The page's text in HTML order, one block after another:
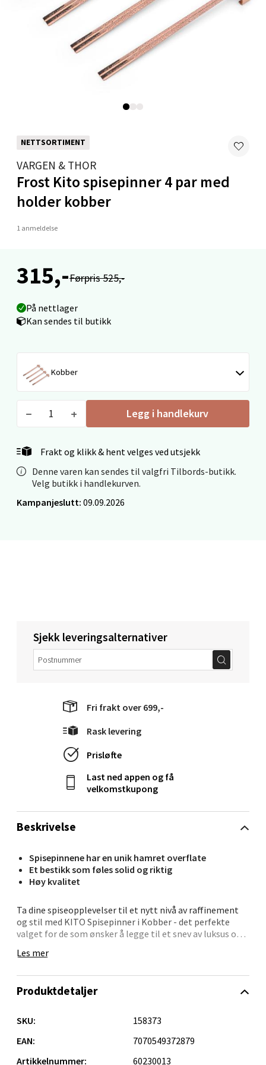
NETTSORTIMENT
VARGEN & THOR
Frost Kito spisepinner 4 par med
holder kobber
1 anmeldelse
315,-Førpris 525,-
På nettlager
Kan sendes til butikk
Kobber
Legg i handlekurv
Frakt og klikk & hent velges ved utsjekk
Denne varen kan sendes til valgfri Tilbords-butikk.
Velg butikk i handlekurven.
Kampanjeslutt: 09.09.2026
Beskrivelse
Spisepinnene har en unik hamret overflate
Et bestikk som føles solid og riktig
Høy kvalitet
Ta dine spiseopplevelser til et nytt nivå av raffinement
og stil med KITO Spisepinner i Kobber - det perfekte
valget for de som ønsker å legge til et snev av luksus og
Hver del er preget av en vakker kobberfinish som gir en
vil du oppleve en perfekt balanse og en behagelig følelse
fornøyelig opplevelse.
Les mer
Sjekk leveringsalternativer
Fri frakt over 699,-
Rask levering
Prisløfte
Last ned appen og få
velkomstkupong
Produktdetaljer
SKU:
158373
EAN:
7070549372879
Artikkelnummer:
60230013
Madlakrossen nr 9, 4042 Stavanger
Åpent i dag 10-20
0 i butikk
Levanger - Magneten
Moafjæra 14, 7606 Levanger
Åpent i dag 10-20
0 i butikk
Mandal - Alti Mandal
Skarvøyveien 55, 4517 Mandal
Åpent i dag 10-20
Fridtjof Nansensgate 22, 8622 Mo i Rana
Åpent i dag 09-19
0 i butikk
Åpent i dag 10-20
0 i butikk
Molde - Moldetorget
Åpent i dag 10-20
Bolagsgata 1, 8514 Narvik
Åpent i dag 10-20
0 i butikk
Bergen - Oasen Senter